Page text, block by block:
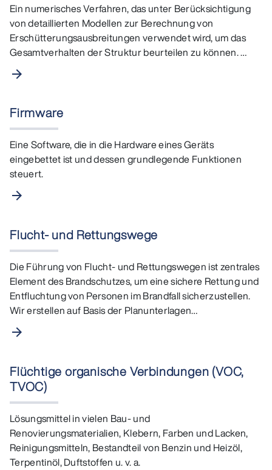
Ein numerisches Verfahren, das unter Berücksichtigung
von detaillierten Modellen zur Berechnung von
Erschütterungsausbreitungen verwendet wird, um das
Gesamtverhalten der Struktur beurteilen zu können. …
arrow_forward
Firmware
Eine Software, die in die Hardware eines Geräts
eingebettet ist und dessen grundlegende Funktionen
steuert.
arrow_forward
Flucht- und Rettungswege
Die Führung von Flucht- und Rettungswegen ist zentrales
Element des Brandschutzes, um eine sichere Rettung und
Entfluchtung von Personen im Brandfall sicherzustellen.
Wir erstellen auf Basis der Planunterlagen…
arrow_forward
Flüchtige organische Verbindungen (VOC,
TVOC)
Lösungsmittel in vielen Bau- und
Renovierungsmaterialien, Klebern, Farben und Lacken,
Reinigungsmitteln, Bestandteil von Benzin und Heizöl,
Terpentinöl, Duftstoffen u. v. a.